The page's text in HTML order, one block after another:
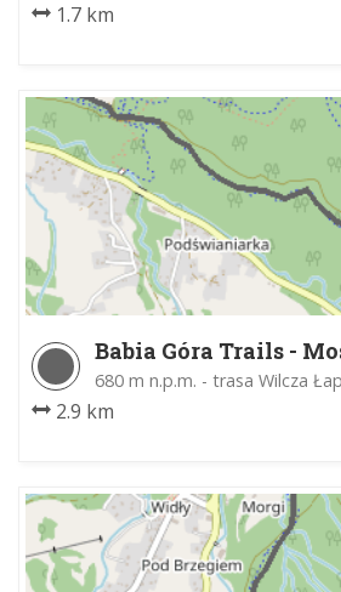
1.7 km
Babia Góra Trails -
680 m n.p.m. - trasa Wilcza
2.9 km